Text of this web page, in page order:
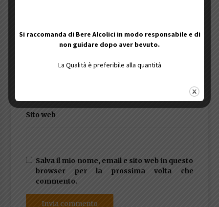
Sito web
Salva il mio nome, email e sito web in questo
browser per la prossima volta che
commento.
Si raccomanda di Bere Alcolici in modo responsabile e di
non guidare dopo aver bevuto.
La Qualità è preferibile alla quantità